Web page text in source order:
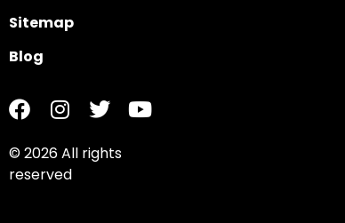
Sitemap
Blog
© 2026 All rights
reserved